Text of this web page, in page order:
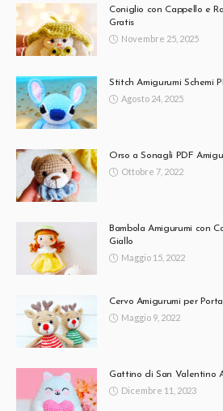
Coniglio con Cappello e
Gratis
Novembre 25, 2025
Stitch Amigurumi Schemi
Agosto 24, 2025
Orso a Sonagli PDF
Ottobre 7, 2022
Bambola Amigurumi con
Giallo
Maggio 15, 2022
Cervo Amigurumi per
Maggio 9, 2022
Gattino di San Valentino
Dicembre 11, 2023